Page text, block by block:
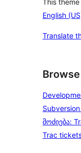
English
Translate
მოძიება:
Trac